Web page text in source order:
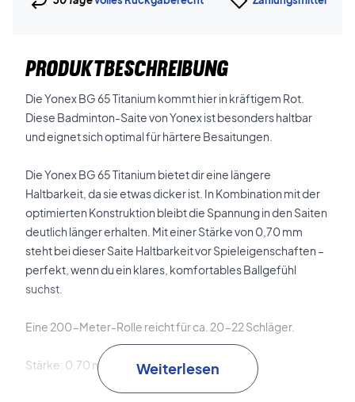
PRODUKTBESCHREIBUNG
Die Yonex BG 65 Titanium kommt hier in kräftigem Rot.
Diese Badminton-Saite von Yonex ist besonders haltbar
und eignet sich optimal für härtere Besaitungen.
Die Yonex BG 65 Titanium bietet dir eine längere
Haltbarkeit, da sie etwas dicker ist. In Kombination mit der
optimierten Konstruktion bleibt die Spannung in den Saiten
deutlich länger erhalten. Mit einer Stärke von 0,70 mm
steht bei dieser Saite Haltbarkeit vor Spieleigenschaften –
perfekt, wenn du ein klares, komfortables Ballgefühl
suchst.
Eine 200-Meter-Rolle reicht für ca. 20-22 Schläger.
Stärke: 0,70 mm Weiterlesen